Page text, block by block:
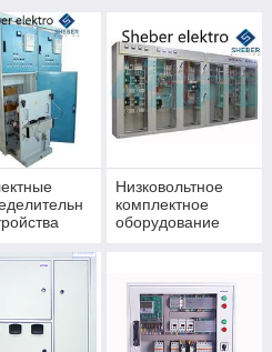
Низковольтное
комплектное
оборудование